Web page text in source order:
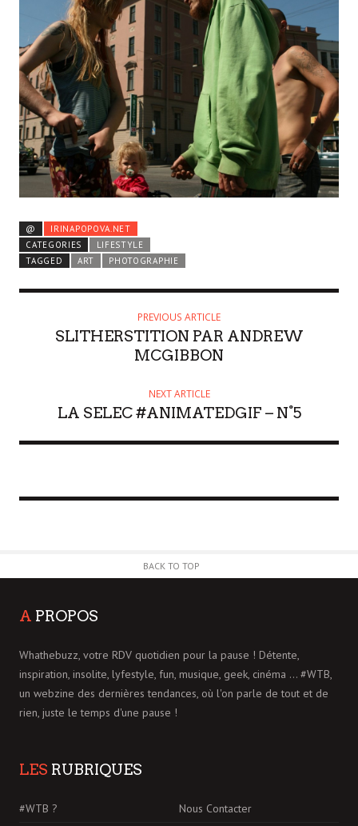
@
IRINAPOPOVA.NET
CATEGORIES
LIFESTYLE
TAGGED
ART PHOTOGRAPHIE
PREVIOUS ARTICLE
SLITHERSTITION PAR ANDREW
MCGIBBON
NEXT ARTICLE
LA SELEC #ANIMATEDGIF – N°5
BACK TO TOP
A PROPOS
Whathebuzz, votre RDV quotidien pour la pause ! Détente,
inspiration, insolite, lyfestyle, fun, musique, geek, cinéma ... #WTB,
un webzine des dernières tendances, où l'on parle de tout et de
rien, juste le temps d'une pause !
LES RUBRIQUES
#WTB ? Nous Contacter